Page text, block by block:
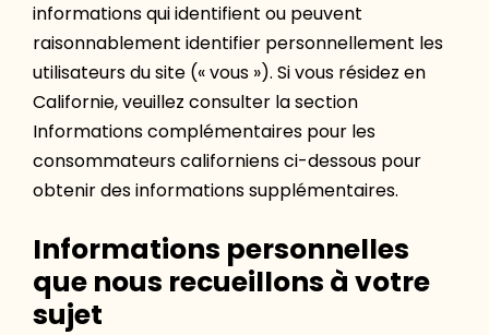
informations qui identifient ou peuvent
raisonnablement identifier personnellement les
utilisateurs du site (« vous »). Si vous résidez en
Californie, veuillez consulter la section
Informations complémentaires pour les
consommateurs californiens ci-dessous pour
obtenir des informations supplémentaires.
Informations personnelles
que nous recueillons à votre
sujet